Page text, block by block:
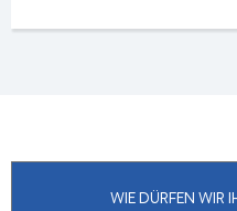
WIE DÜRFEN WIR